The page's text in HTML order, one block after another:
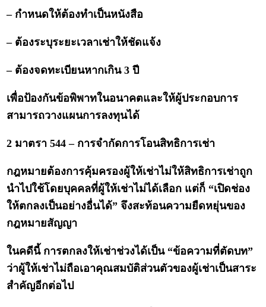
– กำหนดให้ต้องทำเป็นหนังสือ
– ต้องระบุระยะเวลาเช่าให้ชัดแจ้ง
– ต้องจดทะเบียนหากเกิน 3 ปี
เพื่อป้องกันข้อพิพาทในอนาคตและให้ผู้ประกอบการ
สามารถวางแผนการลงทุนได้
2 มาตรา 544 – การจำกัดการโอนสิทธิการเช่า
กฎหมายต้องการคุ้มครองผู้ให้เช่าไม่ให้สิทธิการเช่าถูก
นำไปใช้โดยบุคคลที่ผู้ให้เช่าไม่ได้เลือก แต่ก็ “เปิดช่อง
ให้ตกลงเป็นอย่างอื่นได้” จึงสะท้อนความยืดหยุ่นของ
กฎหมายสัญญา
ในคดีนี้ การตกลงให้เช่าช่วงได้เป็น “ข้อความที่ตัดบท”
ว่าผู้ให้เช่าไม่ถือเอาคุณสมบัติส่วนตัวของผู้เช่าเป็นสาระ
สำคัญอีกต่อไป